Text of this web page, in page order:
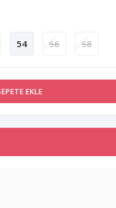
54 56 58
EKLE